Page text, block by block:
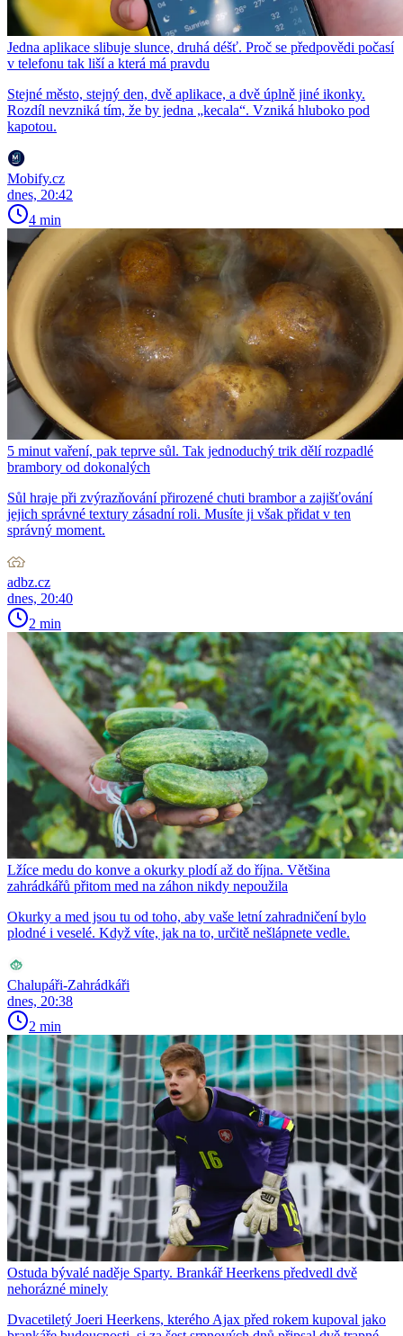
Jedna aplikace slibuje slunce, druhá déšť. Proč se předpovědi počasí
v telefonu tak liší a která má pravdu
Stejné město, stejný den, dvě aplikace, a dvě úplně jiné ikonky.
Rozdíl nevzniká tím, že by jedna „kecala“. Vzniká hluboko pod
kapotou.
Mobify.cz
dnes, 20:42
4 min
5 minut vaření, pak teprve sůl. Tak jednoduchý trik dělí rozpadlé
brambory od dokonalých
Sůl hraje při zvýrazňování přirozené chuti brambor a zajišťování
jejich správné textury zásadní roli. Musíte ji však přidat v ten
správný moment.
adbz.cz
dnes, 20:40
2 min
Lžíce medu do konve a okurky plodí až do října. Většina
zahrádkářů přitom med na záhon nikdy nepoužila
Okurky a med jsou tu od toho, aby vaše letní zahradničení bylo
plodné i veselé. Když víte, jak na to, určitě nešlápnete vedle.
Chalupáři-Zahrádkáři
dnes, 20:38
2 min
Ostuda bývalé naděje Sparty. Brankář Heerkens předvedl dvě
nehorázné minely
Dvacetiletý Joeri Heerkens, kterého Ajax před rokem kupoval jako